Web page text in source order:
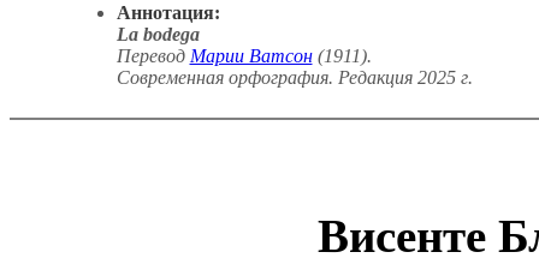
Аннотация:
La bodega
Перевод Марии Ватсон(1911).
Современная орфография. Редакция 2025 г.
Висенте